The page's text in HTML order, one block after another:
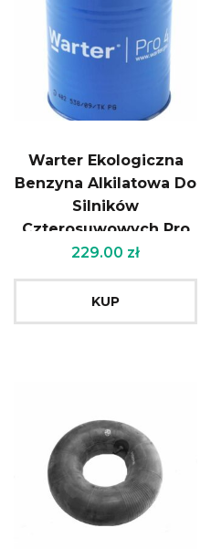
Warter Ekologiczna
Benzyna Alkilatowa Do
Silników
Czterosuwowych Pro
4 18L
229.00 zł
KUP